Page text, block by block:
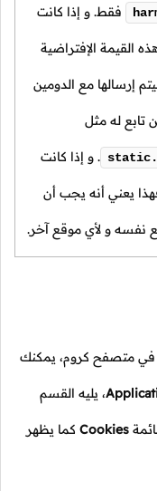
فقط. و إذا كانت
القيمة الإفتراضية
إرسالها مع الدومين
تابع له مثل
. و إذا كانت
يعني أنه يجب أن
نفسه و لأي موقع آخر.
في متصفح كروم، يمكنك
، يليه القسم
Cookies كما يظهر